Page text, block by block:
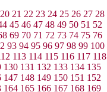
20 21 22 23 24 25 26 27 28
45 46 47 48 49 50 51 52
69 70 71 72 73 74 75 76
93 94 95 96 97 98 99 100
113 114 115 116 117 118
130 131 132 133 134 135
147 148 149 150 151 152
164 165 166 167 168 169